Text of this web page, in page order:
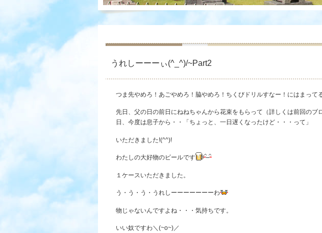
うれしーーーぃ(^_^)/~Part2
つま先やめろ！あごやめろ！脇やめろ！ちくびドリルすなー！にはまって
先日、父の日の前日にねねちゃんから花束をもらって（詳しくは前回の
日、今度は息子から・・「ちょっと、一日遅くなったけど・・・って」
いただきました!(^^)!
わたしの大好物のビールです
１ケースいただきました。
う・う・う・うれしーーーーーーーわ
物じゃないんですよね・・・気持ちです。
いい奴ですわ＼(~o~)／